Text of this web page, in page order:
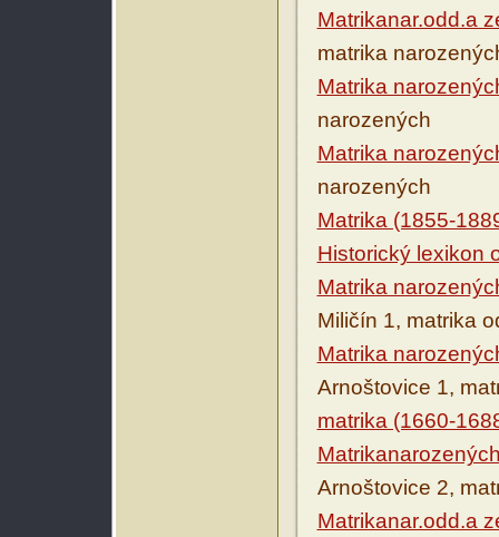
Matrikanar.odd.a
matrika
Matrika
narozených
Matrika
narozených
Matrika (1855-
Historický lexikon
Matrika
Miličín 1, matrika
Matrika
Arnoštovice 1,
matrika (1660-
Arnoštovice 2,
Matrikanar.odd.a